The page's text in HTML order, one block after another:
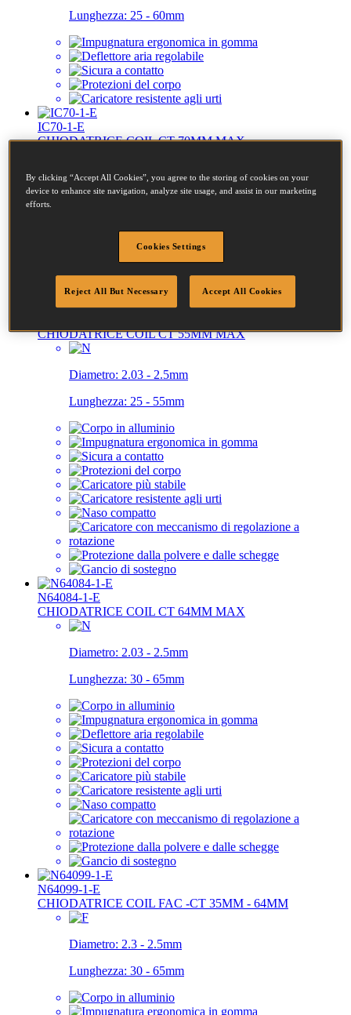
Lunghezza: 25 - 60mm
IC70-1-E
CHIODATRICE COIL CT 70MM MAX
Diametro:2.5 - 3.1mm
CHIODATRICE COIL CT 55MM MAX
Diametro: 2.03 - 2.5mm
Lunghezza: 25 - 55mm
N64084-1-E
CHIODATRICE COIL CT 64MM MAX
Diametro: 2.03 - 2.5mm
Lunghezza: 30 - 65mm
N64099-1-E
CHIODATRICE COIL FAC -CT 35MM - 64MM
Diametro: 2.3 - 2.5mm
Lunghezza: 30 - 65mm
By clicking “Accept All Cookies”, you agree to the storing of cookies on your
device to enhance site navigation, analyze site usage, and assist in our marketing
efforts.
Cookies Settings
Reject All But Necessary Accept All Cookies